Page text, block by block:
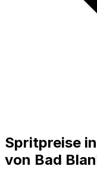
Spritpreise
von Bad